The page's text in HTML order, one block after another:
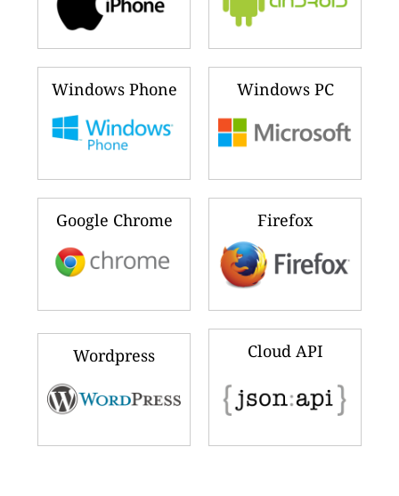
Windows Phone Windows PC
Google Chrome Firefox
Wordpress Cloud API